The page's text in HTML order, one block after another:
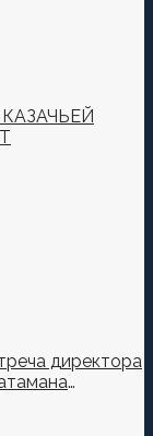
директора
Виталия